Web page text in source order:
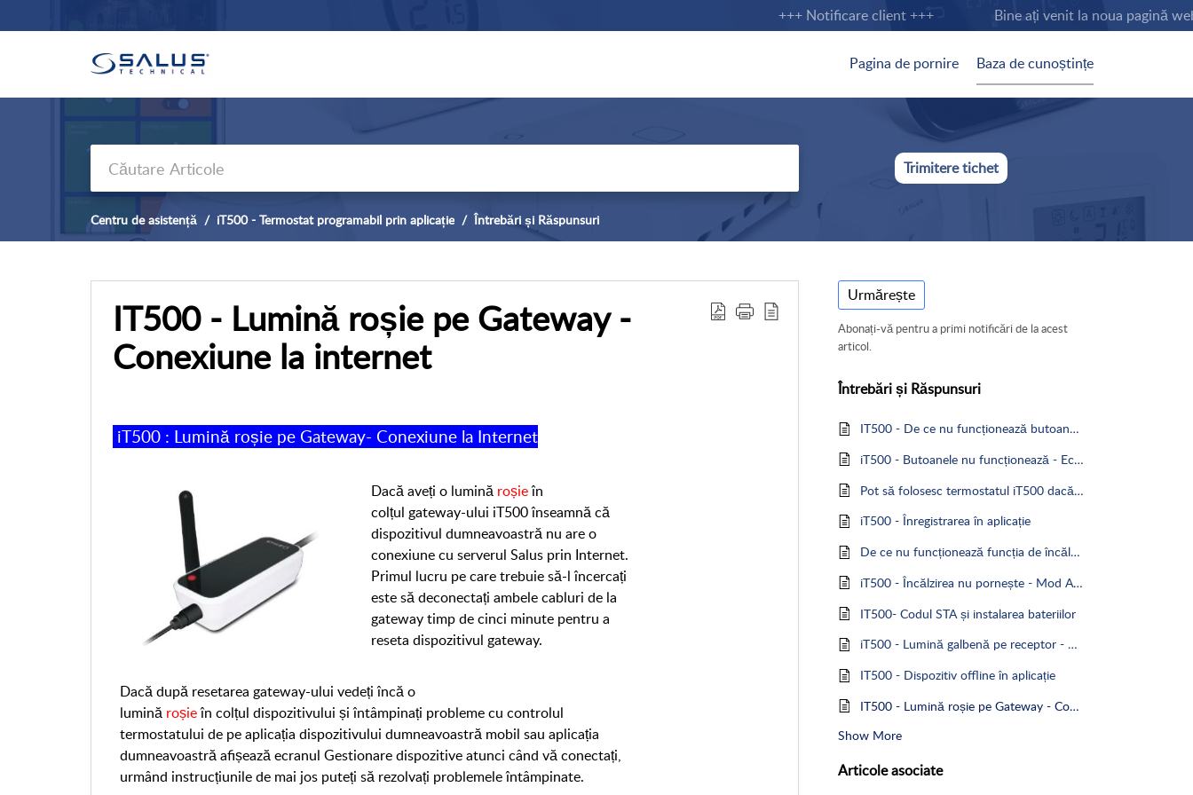
+++ Notificare client +++ Bine ați venit la noua pagină
Pagina de pornire Baza de cunoștințe
Trimitere tichet
Centru de asistență iT500 - Termostat programabil prin aplicație Întrebări și Răspunsuri
IT500 - Lumină roșie pe Gateway -
Conexiune la internet
iT500 : Lumină roșie pe Gateway- Conexiune la Internet
Dacă aveți o lumină roșieîn
colțul gateway-ului iT500 înseamnă că
dispozitivul dumneavoastră nu are o
conexiunecu serverul Salus prin Internet.
Primul lucru pe care trebuie să-l încercați
este să deconectați ambele cabluri de la
gateway timp decinci minute pentru a
reseta dispozitivul gateway.
Dacă după resetarea gateway-uluivedețiîncă o
lumină roșieîncolțul dispozitivuluiși întâmpinați probleme cu controlul
termostatului de pe aplicația dispozitivului dumneavoastră mobil sau aplicația
dumneavoastră afișează ecranul Gestionare dispozitive atunci când vă conectați,
urmând instrucțiunile de mai jos puteți să rezolvați problemele întâmpinate.
Urmărește
Abonați-vă pentru a primi notificări de la acest
articol.
Întrebări și Răspunsuri
IT500 - De ce nu funcționează butoanele termostatului iT500?
iT500 - Butoanele nu funcționează - Ecran blocat
Pot să folosesc termostatul iT500 dacă nu am conexiune la Internet?
iT500 - Înregistrarea în aplicație
De ce nu funcționează funcția de încălzire, în cazul termostatului iT500?
iT500 - Încălzirea nu pornește - Mod Anti-îngheț
IT500- Codul STA și instalarea bateriilor
iT500 - Lumină galbenă pe receptor - Mod de funcționare intermitentă
IT500 - Dispozitiv offline în aplicație
IT500 - Lumină roșie pe Gateway - Conexiune la internet
Show More
Articoleasociate